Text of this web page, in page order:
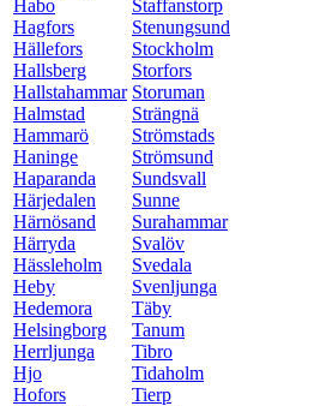
Habo
Hagfors
Hällefors
Hallsberg
Hallstahammar
Halmstad
Hammarö
Haninge
Haparanda
Härjedalen
Härnösand
Härryda
Hässleholm
Heby
Hedemora
Helsingborg
Herrljunga
Hjo
Hofors
Staffanstorp
Stenungsund
Stockholm
Storfors
Storuman
Strängnä
Strömstads
Strömsund
Sundsvall
Sunne
Surahammar
Svalöv
Svedala
Svenljunga
Täby
Tanum
Tibro
Tidaholm
Tierp